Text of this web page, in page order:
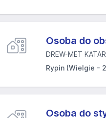
Osoba do
DREW-MET
Rypin (Wielgie -
Osoba do